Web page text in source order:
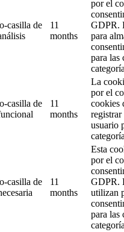
casilla de
11
months
por el
GDPR.
para
para las
casilla de
11
months
La
por el
cookies
usuario
casilla de
11
months
Esta
por el
GDPR.
utilizan
para las